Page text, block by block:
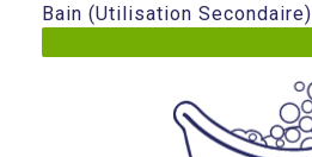
Bain (utilisation Secondaire)